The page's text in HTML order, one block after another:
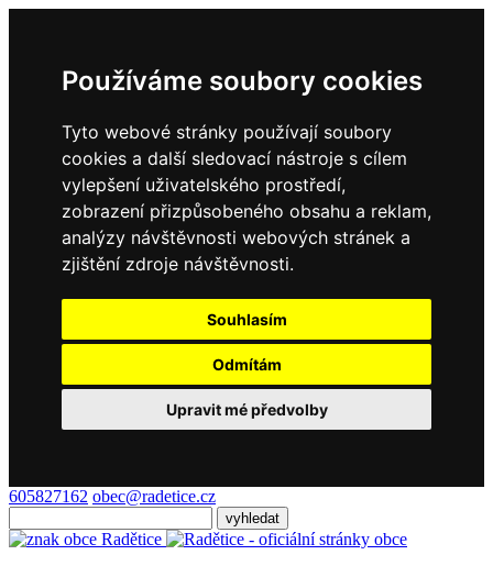
Používáme soubory cookies
Tyto webové stránky používají soubory
cookies a další sledovací nástroje s cílem
vylepšení uživatelského prostředí,
zobrazení přizpůsobeného obsahu a reklam,
analýzy návštěvnosti webových stránek a
zjištění zdroje návštěvnosti.
Souhlasím
Odmítám
Upravit mé předvolby
605827162 obec@radetice.cz